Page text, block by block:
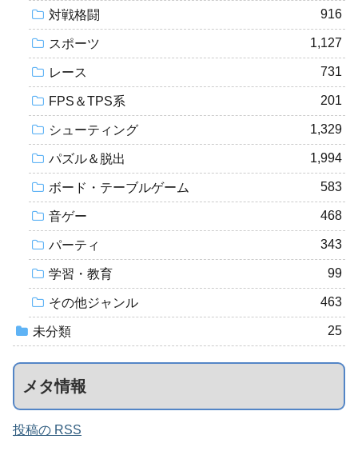
対戦格闘 916
スポーツ 1,127
レース 731
FPS＆TPS系 201
シューティング 1,329
パズル＆脱出 1,994
ボード・テーブルゲーム 583
音ゲー 468
パーティ 343
学習・教育 99
その他ジャンル 463
未分類 25
メタ情報
投稿の RSS